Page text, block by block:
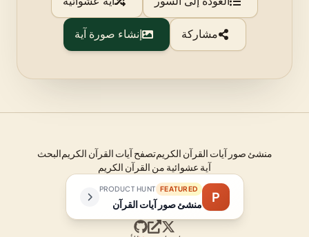
مشاركة إنشاء صورة آية
منشئ صور آيات القرآن الكريمتصفح آيات القرآن الكريمالبحث
آية عشوائية من القرآن الكريم
P
FEATURED
PRODUCT HUNT
منشئ صور آيات القرآن